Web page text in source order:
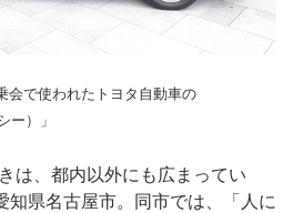
会で使われたトヨタ自動車の
ー）」
は、都内以外にも広まってい
知県名古屋市。同市では、「人に